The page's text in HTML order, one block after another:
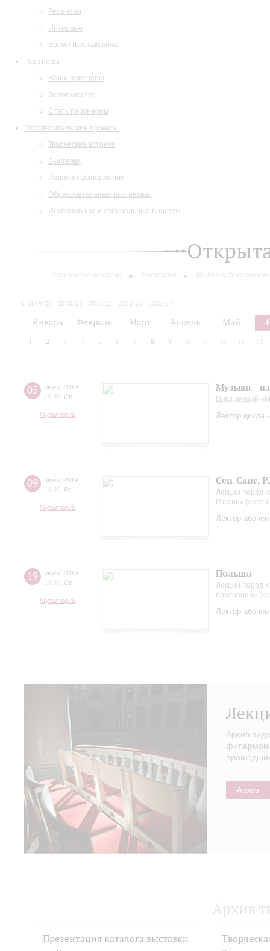
Рецензии
Интервью
Время Шостаковича
Партнеры
Наши партнеры
Фотогалерея
Стать партнером
Просветительские проекты
Творческие встречи
Выставки
Издания филармонии
Образовательные программы
Инклюзивные и специальные проекты
Творческие встречи Выставки Издания
2019/20 2020/21 2021/22 2022/23
2023/24
Январь Февраль Март Апрель Май
1 2 3 4 5 6 7 8 9 10 12 13 14
05 июня 2019
18:30 Ср
Музиторий
Музыка –
Цикл лекций
Лектор цикла
09 июня 2019
18:30 Вс
Музиторий
Сен-Санс,
Лекции перед
России»
Лектор
19 июня 2019
18:30 Ср
Музиторий
Польша
Лекции перед
признаний»
Лектор
Архив
Архив
Архив
Презентация каталога выставки